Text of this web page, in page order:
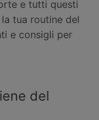
e tutti questi
tua routine del
e consigli per
del